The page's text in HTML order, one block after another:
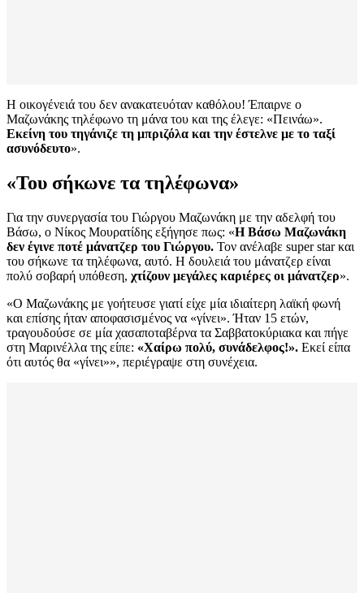
Η οικογένειά του δεν ανακατευόταν καθόλου! Έπαιρνε ο
Μαζωνάκης τηλέφωνο τη μάνα του και της έλεγε: «Πεινάω».
Εκείνη του τηγάνιζε τη μπριζόλα και την έστελνε με το ταξί
ασυνόδευτο».
«Του σήκωνε τα τηλέφωνα»
Για την συνεργασία του Γιώργου Μαζωνάκη με την αδελφή του
Βάσω, ο Νίκος Μουρατίδης εξήγησε πως: «Η Βάσω Μαζωνάκη
δεν έγινε ποτέ μάνατζερ του Γιώργου. Τον ανέλαβε super star και
του σήκωνε τα τηλέφωνα, αυτό. Η δουλειά του μάνατζερ είναι
πολύ σοβαρή υπόθεση, χτίζουν μεγάλες καριέρες οι μάνατζερ».
«Ο Μαζωνάκης με γοήτευσε γιατί είχε μία ιδιαίτερη λαϊκή φωνή
και επίσης ήταν αποφασισμένος να «γίνει». Ήταν 15 ετών,
τραγουδούσε σε μία χασαποταβέρνα τα Σαββατοκύριακα και πήγε
στη Μαρινέλλα της είπε: «Χαίρω πολύ, συνάδελφος!». Εκεί είπα
ότι αυτός θα «γίνει»», περιέγραψε στη συνέχεια.